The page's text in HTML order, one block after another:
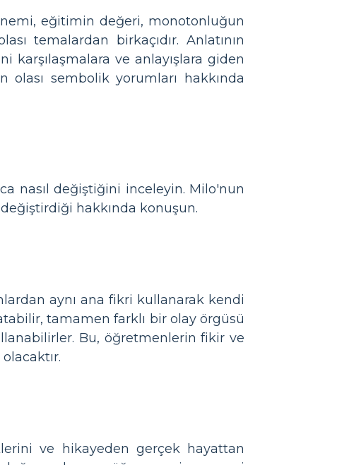
eğitimin değeri, monotonluğun
temalardan birkaçıdır. Anlatının
ve anlayışlara giden
sembolik yorumları hakkında
nasıl değiştiğini inceleyin. Milo'nun
hakkında konuşun.
aynı ana fikri kullanarak kendi
tamamen farklı bir olay örgüsü
Bu, öğretmenlerin fikir ve
ve hikayeden gerçek hayattan